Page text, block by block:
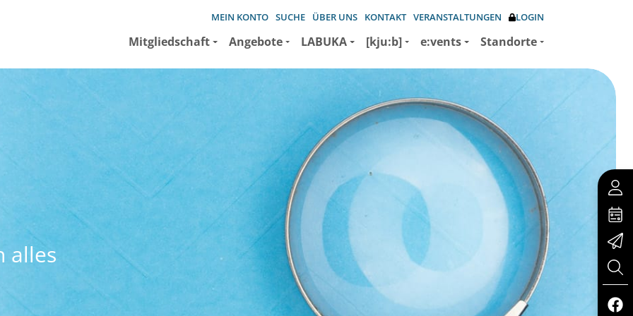
MEIN KONTO SUCHE ÜBER UNS KONTAKT VERANSTALTUNGEN LOGIN
Mitgliedschaft Angebote LABUKA [kju:b] e:vents Standorte
alles